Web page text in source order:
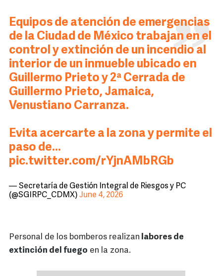
Equipos de atención de emergencias
de la Ciudad de México trabajan en el
control y extinción de un incendio al
interior de un inmueble ubicado en
Guillermo Prieto y 2ª Cerrada de
Guillermo Prieto, Jamaica,
Venustiano Carranza.
Evita acercarte a la zona y permite el
paso de…
pic.twitter.com/rYjnAMbRGb
— Secretaría de Gestión Integral de Riesgos y PC
(@SGIRPC_CDMX) June 4, 2026
Personal de los bomberos realizan labores de
extinción del fuego en la zona.